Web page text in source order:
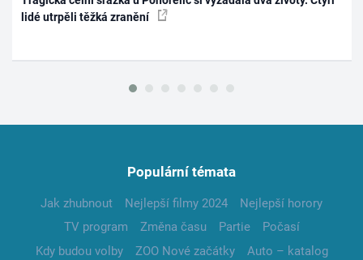
lidé utrpěli těžká zranění
Populární témata
Jak zhubnout Nejlepší filmy 2024
Nejlepší horory
TV program
Změna času Partie
Počasí
Kdy budou volby
ZOO Nové začátky
Auto – katalog